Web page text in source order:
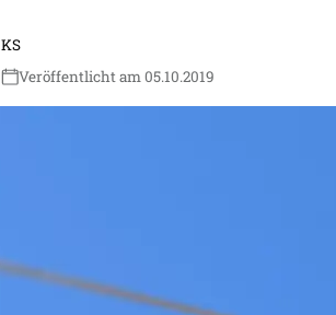
KS
Veröffentlicht am 05.10.2019